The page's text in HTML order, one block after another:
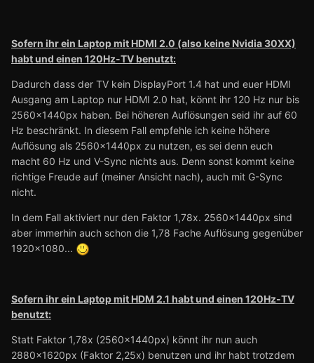
Sofern ihr ein Laptop mit HDMI 2.0 (also keine Nvidia 30XX)
habt und einen 120Hz-TV benutzt:
Dadurch dass der TV kein DisplayPort 1.4 hat und euer HDMI
Ausgang am Laptop nur HDMI 2.0 hat, könnt ihr 120 Hz nur bis
2560x1440px haben. Bei höheren Auflösungen seid ihr auf 60
Hz beschränkt. In diesem Fall empfehle ich keine höhere
Auflösung als 2560x1440px zu nutzen, es sei denn euch
macht 60 Hz und V-Sync nichts aus. Denn sonst kommt keine
richtige Freude auf (meiner Ansicht nach), auch mit G-Sync
nicht.
In dem Fall aktiviert nur den Faktor 1,78x. 2560x1440px sind
aber immerhin auch schon die 1,78 Fache Auflösung gegenüber
1920x1080...
Sofern ihr ein Laptop mit HDM 2.1 habt und einen 120Hz-TV
benutzt:
Statt Faktor 1,78x (2560x1440px) könnt ihr nun auch
2880x1620px (Faktor 2,25x) benutzen und ihr habt trotzdem